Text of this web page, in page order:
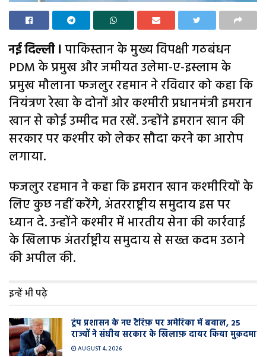
नई दिल्ली lपाकिस्तान के मुख्य विपक्षी गठबंधन
PDM के प्रमुख और जमीयत उलेमा-ए-इस्लाम के
प्रमुख मौलाना फजलुर रहमान ने रविवार को कहा कि
नियंत्रण रेखा के दोनों ओर कश्मीरी प्रधानमंत्री इमरान
खान से कोई उम्मीद मत रखें. उन्होंने इमरान खान की
सरकार पर कश्मीर को लेकर सौदा करने का आरोप
लगाया.
फजलुर रहमान ने कहा कि इमरान खान कश्मीरियों के
लिए कुछ नहीं करेंगे, अंतरराष्ट्रीय समुदाय इस पर
ध्यान दे. उन्होंने कश्मीर में भारतीय सेना की कार्रवाई
के खिलाफ अंतर्राष्ट्रीय समुदाय से सख्त कदम उठाने
की अपील की.
इन्हें भी पढ़े
ट्रंप प्रशासन के नए टैरिफ़ पर अमेरिका में बवाल, 25
राज्यों ने संघीय सरकार के खिलाफ़ दायर किया मुक़दमा
AUGUST 4, 2026